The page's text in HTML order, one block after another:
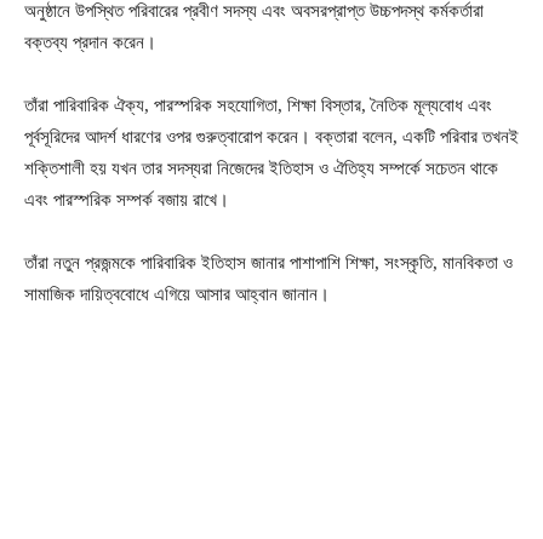
অনুষ্ঠানে উপস্থিত পরিবারের প্রবীণ সদস্য এবং অবসরপ্রাপ্ত উচ্চপদস্থ কর্মকর্তারা
বক্তব্য প্রদান করেন।
তাঁরা পারিবারিক ঐক্য, পারস্পরিক সহযোগিতা, শিক্ষা বিস্তার, নৈতিক মূল্যবোধ এবং
পূর্বসূরিদের আদর্শ ধারণের ওপর গুরুত্বারোপ করেন। বক্তারা বলেন, একটি পরিবার তখনই
শক্তিশালী হয় যখন তার সদস্যরা নিজেদের ইতিহাস ও ঐতিহ্য সম্পর্কে সচেতন থাকে
এবং পারস্পরিক সম্পর্ক বজায় রাখে।
তাঁরা নতুন প্রজন্মকে পারিবারিক ইতিহাস জানার পাশাপাশি শিক্ষা, সংস্কৃতি, মানবিকতা ও
সামাজিক দায়িত্ববোধে এগিয়ে আসার আহ্বান জানান।